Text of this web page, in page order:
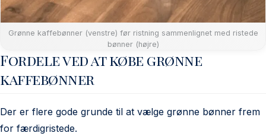
Grønne kaffebønner (venstre) før ristning sammenlignet med ristede
bønner (højre)
Fordele ved at købe grønne
kaffebønner
Der er flere gode grunde til at vælge grønne bønner frem
for færdigristede.